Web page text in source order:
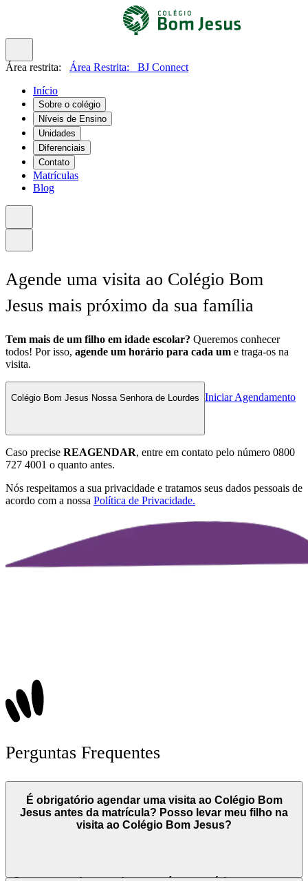
Área restrita: Área Restrita: BJ Connect
Início
Sobre o colégio
Níveis de Ensino
Unidades
Diferenciais
Contato
Matrículas
Blog
Agende uma visita ao Colégio Bom
Jesus mais próximo da sua família
Tem mais de um filho em idade escolar? Queremos conhecer
todos! Por isso, agende um horário para cada um e traga-os na
visita.
Colégio Bom Jesus Nossa Senhora de Lourdes Iniciar Agendamento
Caso precise REAGENDAR, entre em contato pelo número 0800
727 4001 o quanto antes.
Nós respeitamos a sua privacidade e tratamos seus dados pessoais de
acordo com a nossa Política de Privacidade.
Perguntas Frequentes
É obrigatório agendar uma visita ao Colégio Bom
Jesus antes da matrícula? Posso levar meu filho na
visita ao Colégio Bom Jesus?